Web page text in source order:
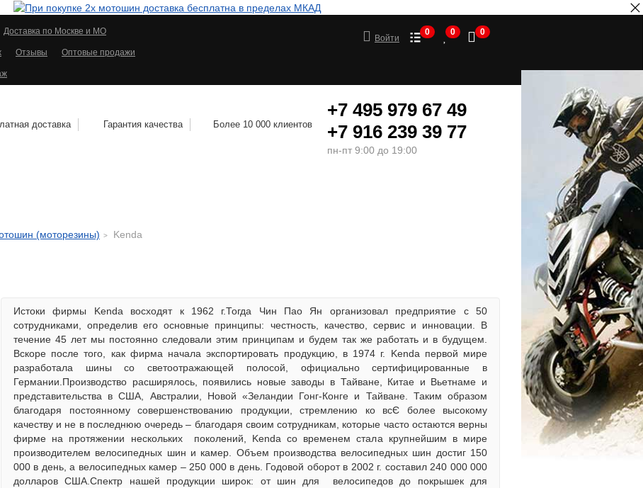
Доставка по Москве и МО
Отзывы Оптовые продажи
Войти
0 0 0
доставка Гарантия качества Более 10 000 клиентов
+7 495 979 67 49
+7 916 239 39 77
пн-пт 9:00 до 19:00
(моторезины) Kenda
Истоки фирмы Kenda восходят к 1962 г.Тогда Чин Пао Ян организовал предприятие с 50
сотрудниками, определив его основные принципы: честность, качество, сервис и инновации. В
течение 45 лет мы постоянно следовали этим принципам и будем так же работать и в будущем.
Вскоре после того, как фирма начала экспортировать продукцию, в 1974 г. Kenda первой мире
разработала шины со светоотражающей полосой, официально сертифицированные в
Германии.Производство расширялось, появились новые заводы в Тайване, Китае и Вьетнаме и
представительства в США, Австралии, Новой «Зеландии Гонг-Конге и Тайване. Таким образом
благодаря постоянному совершенствованию продукции, стремлению ко всЄ более высокому
качеству и не в последнюю очередь – благодаря своим сотрудникам, которые часто остаются верны
фирме на протяжении нескольких поколений, Kenda со временем стала крупнейшим в мире
производителем велосипедных шин и камер. Объем производства велосипедных шин достиг 150
000 в день, а велосипедных камер – 250 000 в день. Годовой оборот в 2002 г. составил 240 000 000
долларов США.Спектр нашей продукции широк: от шин для велосипедов до покрышек для